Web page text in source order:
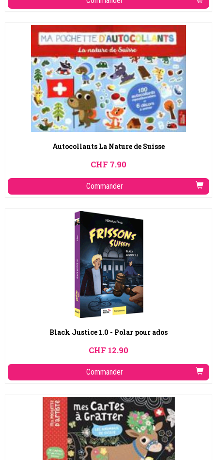
Autocollants La Nature de Suisse
CHF 7.90
Commander
Black Justice 1.0 - Polar pour ados
CHF 12.90
Commander